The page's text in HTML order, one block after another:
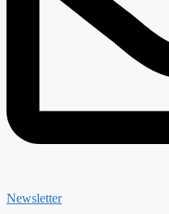
Newsletter